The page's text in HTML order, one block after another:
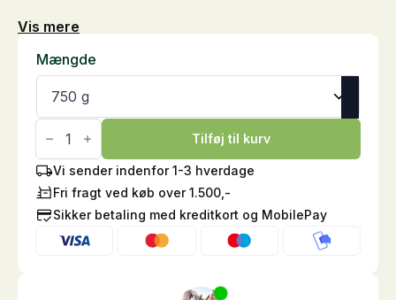
Vis mere
Mængde
Verm-
Fjerkræ
pellets
antal
Tilføj til kurv
Vi sender indenfor 1-3 hverdage
Fri fragt ved køb over 1.500,-
Sikker betaling med kreditkort og MobilePay